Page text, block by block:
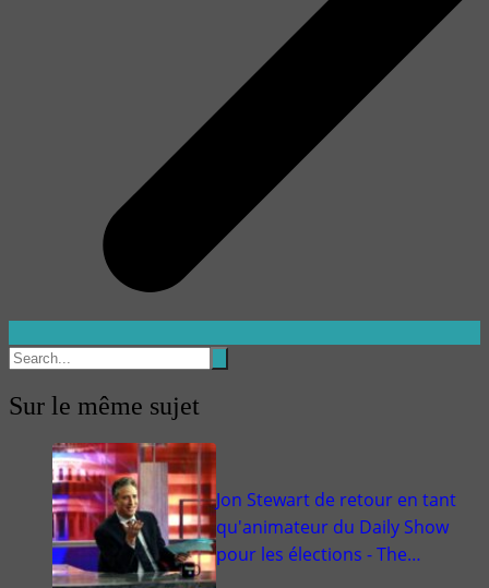
Sur le même sujet
Jon Stewart de retour en tant
qu'animateur du Daily Show
pour les élections - The…